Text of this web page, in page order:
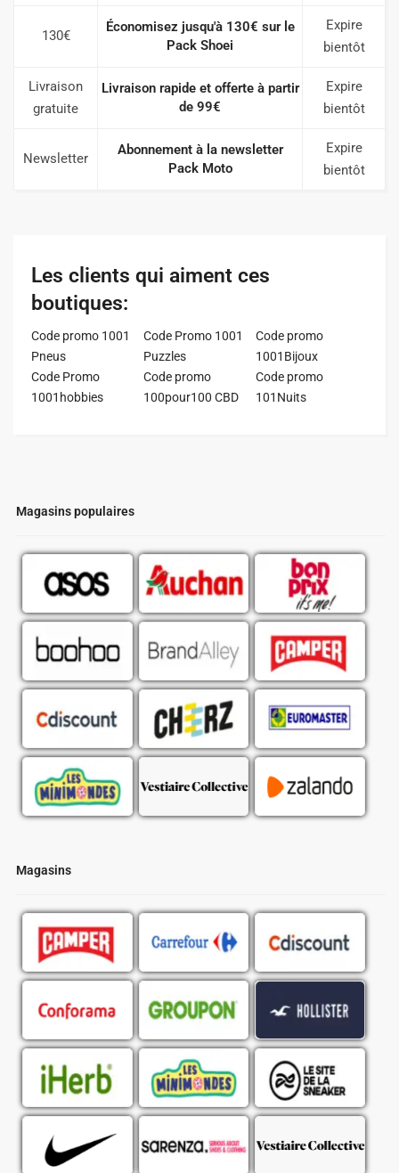
Magasins populaires
Magasins
130€
Économisez jusqu'à 130€ sur le
Pack Shoei
Expire
bientôt
Livraison
gratuite
Livraison rapide et offerte à partir
de 99€
Expire
bientôt
Newsletter
Abonnement à la newsletter
Pack Moto
Expire
bientôt
Les clients qui aiment ces
boutiques:
Code promo 1001
Pneus
Code Promo 1001
Puzzles
Code promo
1001Bijoux
Code Promo
1001hobbies
Code promo
100pour100 CBD
Code promo
101Nuits